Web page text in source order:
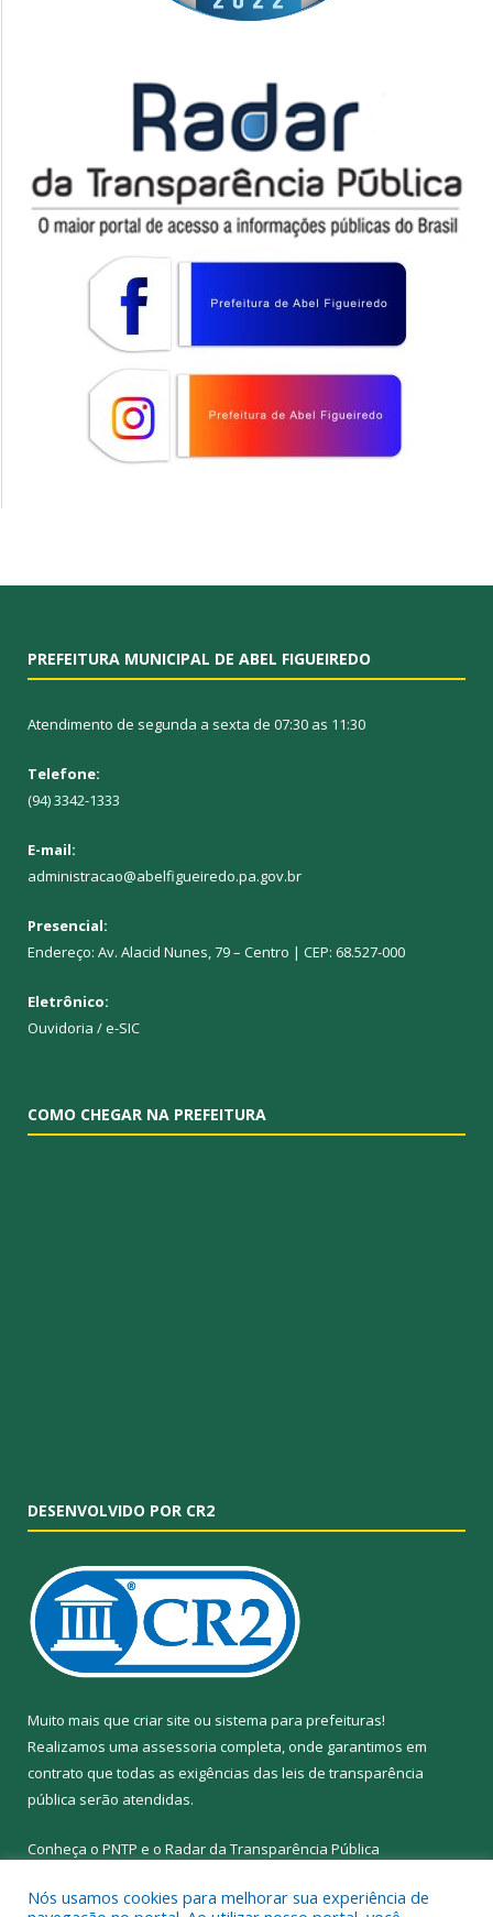
PREFEITURA MUNICIPAL DE ABEL FIGUEIREDO
Atendimento de segunda a sexta de 07:30 as 11:30
Telefone:
(94) 3342-1333
E-mail:
administracao@abelfigueiredo.pa.gov.br
Presencial:
Endereço: Av. Alacid Nunes, 79 – Centro | CEP: 68.527-000
Eletrônico:
Ouvidoria /e-SIC
COMO CHEGAR NA PREFEITURA
DESENVOLVIDO POR CR2
Muito mais que criar site ou sistema para prefeituras!
Realizamos uma assessoria completa, onde garantimos em
contrato que todas as exigências das leis de transparência
pública serão atendidas.
Conheça o PNTP e o Radar da Transparência Pública
Nós usamos cookies para melhorar sua experiência de